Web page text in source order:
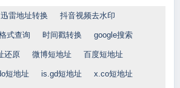
迅雷地址转换 抖音视频去水印
式查询 时间戳转换 google搜索
还原 微博短地址 百度短地址
短地址 is.gd短地址 x.co短地址